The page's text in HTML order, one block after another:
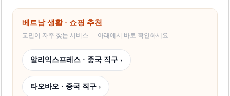
베트남 생활 · 쇼핑 추천
교민이 자주 찾는 서비스 — 아래에서 바로 확인하세요
알리익스프레스 · 중국 직구 ›
타오바오 · 중국 직구 ›